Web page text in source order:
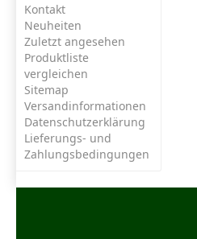
Kontakt
Neuheiten
Zuletzt angesehen
Produktliste
vergleichen
Sitemap
Versandinformationen
Datenschutzerklärung
Lieferungs- und
Zahlungsbedingungen